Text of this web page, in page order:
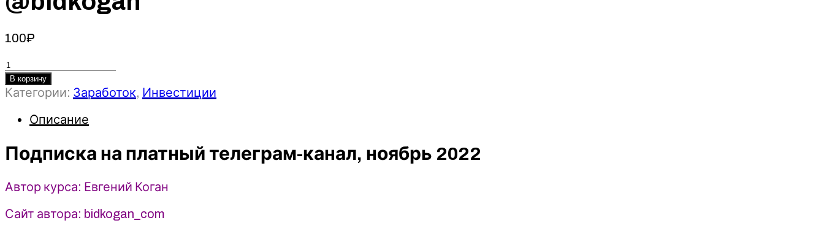
100₽
Количество
товара
Подписка
телеграм
(ноябрь
2022)
-
Евгений
Коган
@bidkogan
В корзину
Категории: Заработок, Инвестиции
Описание
Подписка на платный телеграм-канал, ноябрь 2022
Автор курса: Евгений Коган
Сайт автора: bidkogan_com